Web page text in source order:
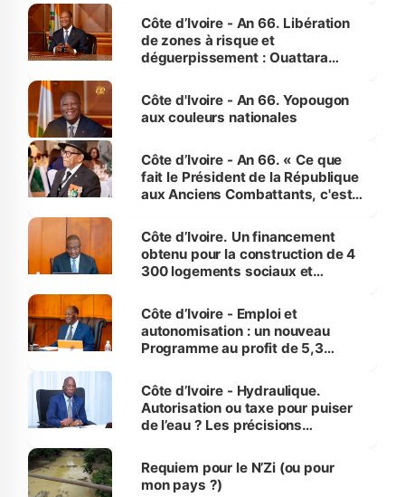
milieu des sinistrés
Côte d’Ivoire - An 66. Libération
de zones à risque et
déguerpissement : Ouattara
l'Etat de droit pour préserver les
vies humaines »
Côte d'Ivoire - An 66. Yopougon
aux couleurs nationales
Côte d’Ivoire - An 66. « Ce que
fait le Président de la République
aux Anciens Combattants, c'est
Côte d’Ivoire. Un financement
obtenu pour la construction de 4
300 logements sociaux et
et Yamoussoukro
Côte d’Ivoire - Emploi et
autonomisation : un nouveau
Programme au profit de 5,3
Côte d’Ivoire - Hydraulique.
Autorisation ou taxe pour puiser
de l’eau ? Les précisions
Requiem pour le N’Zi (ou pour
mon pays ?)